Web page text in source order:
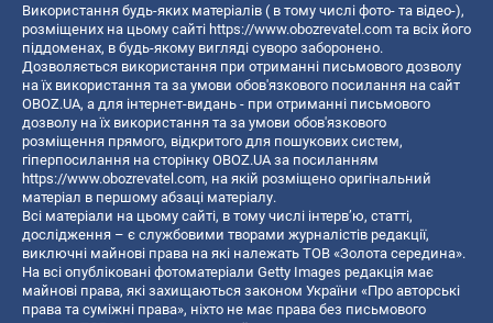
Використання будь-яких матеріалів ( в тому числі фото- та відео-),
розміщених на цьому сайті https://www.obozrevatel.com та всіх його
піддоменах, в будь-якому вигляді суворо заборонено.
Дозволяється використання при отриманні письмового дозволу
на їх використання та за умови обов'язкового посилання на сайт
OBOZ.UA, а для інтернет-видань - при отриманні письмового
дозволу на їх використання та за умови обов'язкового
розміщення прямого, відкритого для пошукових систем,
гіперпосилання на сторінку OBOZ.UA за посиланням
https://www.obozrevatel.com, на якій розміщено оригінальний
матеріал в першому абзаці матеріалу.
Всі матеріали на цьому сайті, в тому числі інтерв’ю, статті,
дослідження – є службовими творами журналістів редакції,
виключні майнові права на які належать ТОВ «Золота середина».
На всі опубліковані фотоматеріали Getty Images редакція має
майнові права, які захищаються законом України «Про авторські
права та суміжні права», ніхто не має права без письмового